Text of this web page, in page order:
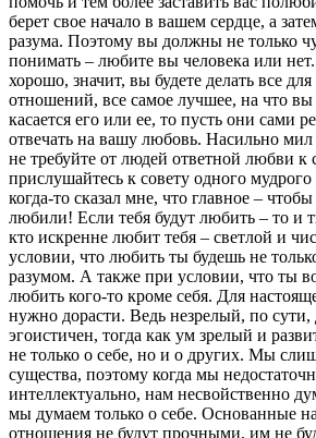
берет свое начало в вашем сердце, а
разума. Поэтому вы должны не только
понимать – любите вы человека или
хорошо, значит, вы будете делать все
отношений, все самое лучшее, на что
касается его или ее, то пусть они сами
отвечать на вашу любовь. Насильно
не требуйте от людей ответной любви к
прислушайтесь к совету одного
когда-то сказал мне, что главное –
любили! Если тебя будут любить – то и
кто искренне любит тебя – светлой и
условии, что любить ты будешь не
разумом. А также при условии, что ты
любить кого-то кроме себя. Для
нужно дорасти. Ведь незрелый, по сути,
эгоистичен, тогда как ум зрелый и
не только о себе, но и о других. Мы
существа, поэтому когда мы
интеллектуально, нам несвойственно
мы думаем только о себе. Основанные
отношения не будут прочными, им не